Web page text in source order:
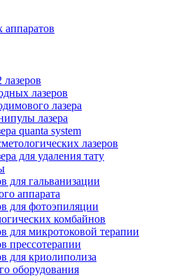
аппаратов
лазеров
лазера
лазера
quanta system
лазеров
для удаления тату
для гальванизации
аппарата
для фотоэпиляции
комбайнов
для микротоковой терапии
прессотерапии
для криолиполиза
оборудования